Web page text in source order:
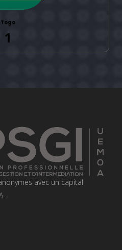
Togo
1
avec un capital